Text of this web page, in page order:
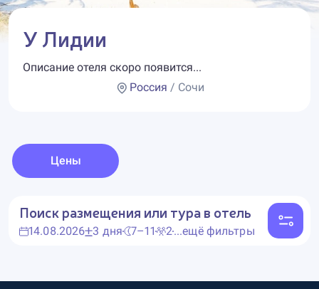
У Лидии
Описание отеля скоро появится...
Россия / Сочи
Цены
Поиск размещения или тура в отель
14.08.2026 3 дня 7–11 2...ещё фильтры